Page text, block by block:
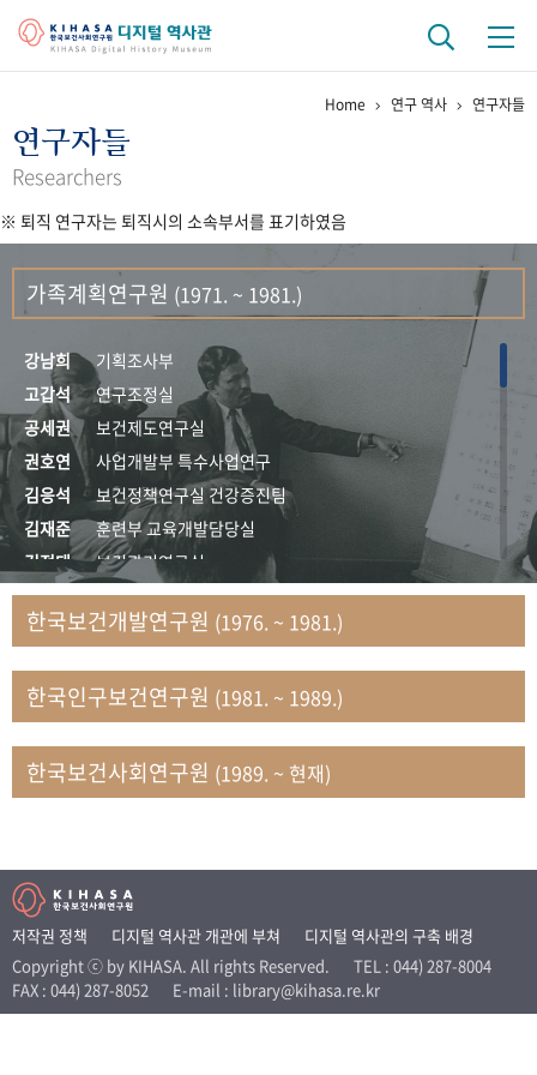
걸어온 길 기관 변천사
연구 역사
정책과 연구 키워드로 보는 연구 역사
연구자들
간행물 변천사
기록물 아카이브
사진 아카이브 문서 기록물 행정박물 영상 기록물
50+1주년 기념
성과 50선 숫자로 보는 50년
세계와 함께 한 KIHASA
VR 역사관
Home 연구 역사 연구자들
연구자들
Researchers
※ 퇴직 연구자는 퇴직시의 소속부서를 표기하였음
가족계획연구원 (1971. ~ 1981.)
강남희
기획조사부
고갑석
연구조정실
공세권
보건제도연구실
권호연
사업개발부 특수사업연구
김응석
보건정책연구실 건강증진팀
김재준
훈련부 교육개발담당실
김정태
보건관리연구실
김지자
연구부 사회개발담당실
김태룡
조사평가부 연구과
문현상
가족복지연구실 인구가족연구팀
박인화
보건정책연구실
박재빈
연구부 인구역학담당실
변종화
보건정책연구실 건강증진팀
송건용
보건정책연구실
송태민
정보통계연구실 빅데이터연구센터
신희설
사업개발부 국제협력연구실
이규식
의료보험연구실
이문기
훈련부
한국보건개발연구원 (1976. ~ 1981.)
한국인구보건연구원 (1981. ~ 1989.)
한국보건사회연구원 (1989. ~ 현재)
저작권 정책 디지털 역사관 개관에 부쳐
디지털 역사관의 구축 배경
Copyright ⓒ by KIHASA. All rights Reserved.
TEL : 044) 287-8004
FAX : 044) 287-8052
E-mail : library@kihasa.re.kr